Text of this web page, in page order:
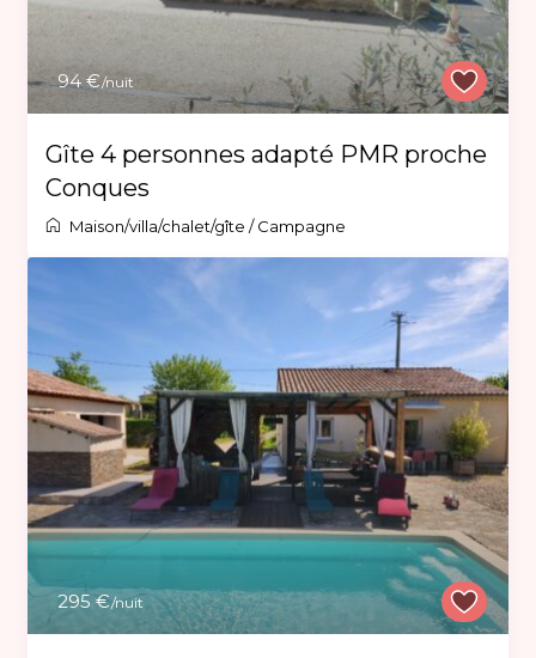
94 €/nuit
Gîte 4 personnes adapté PMR proche
Conques
Maison/villa/chalet/gîte /Campagne
295 €/nuit